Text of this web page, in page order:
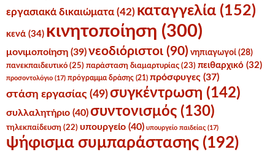
εργασιακά δικαιώματα(42) καταγγελία (152)
κενά (34) κινητοποίηση (300)
μονιμοποίηση (39)νεοδιόριστοι (90) νηπιαγωγοί (28)
πανεκπαιδευτικό (25) παράσταση διαμαρτυρίας (23) πειθαρχικό (32)
προσοντολόγιο (17) πρόγραμμα δράσης (21) πρόσφυγες (37)
στάση εργασίας (49)συγκέντρωση (142)
συλλαλητήριο (40)συντονισμός (130)
τηλεκπαίδευση (22) υπουργείο (40) υπουργείο παιδείας (17)
ψήφισμα συμπαράστασης (192)